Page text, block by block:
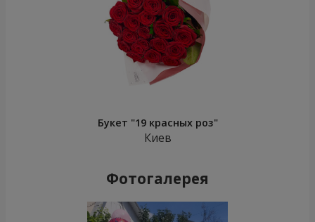
Букет "19 красных роз"
Киев
Фотогалерея